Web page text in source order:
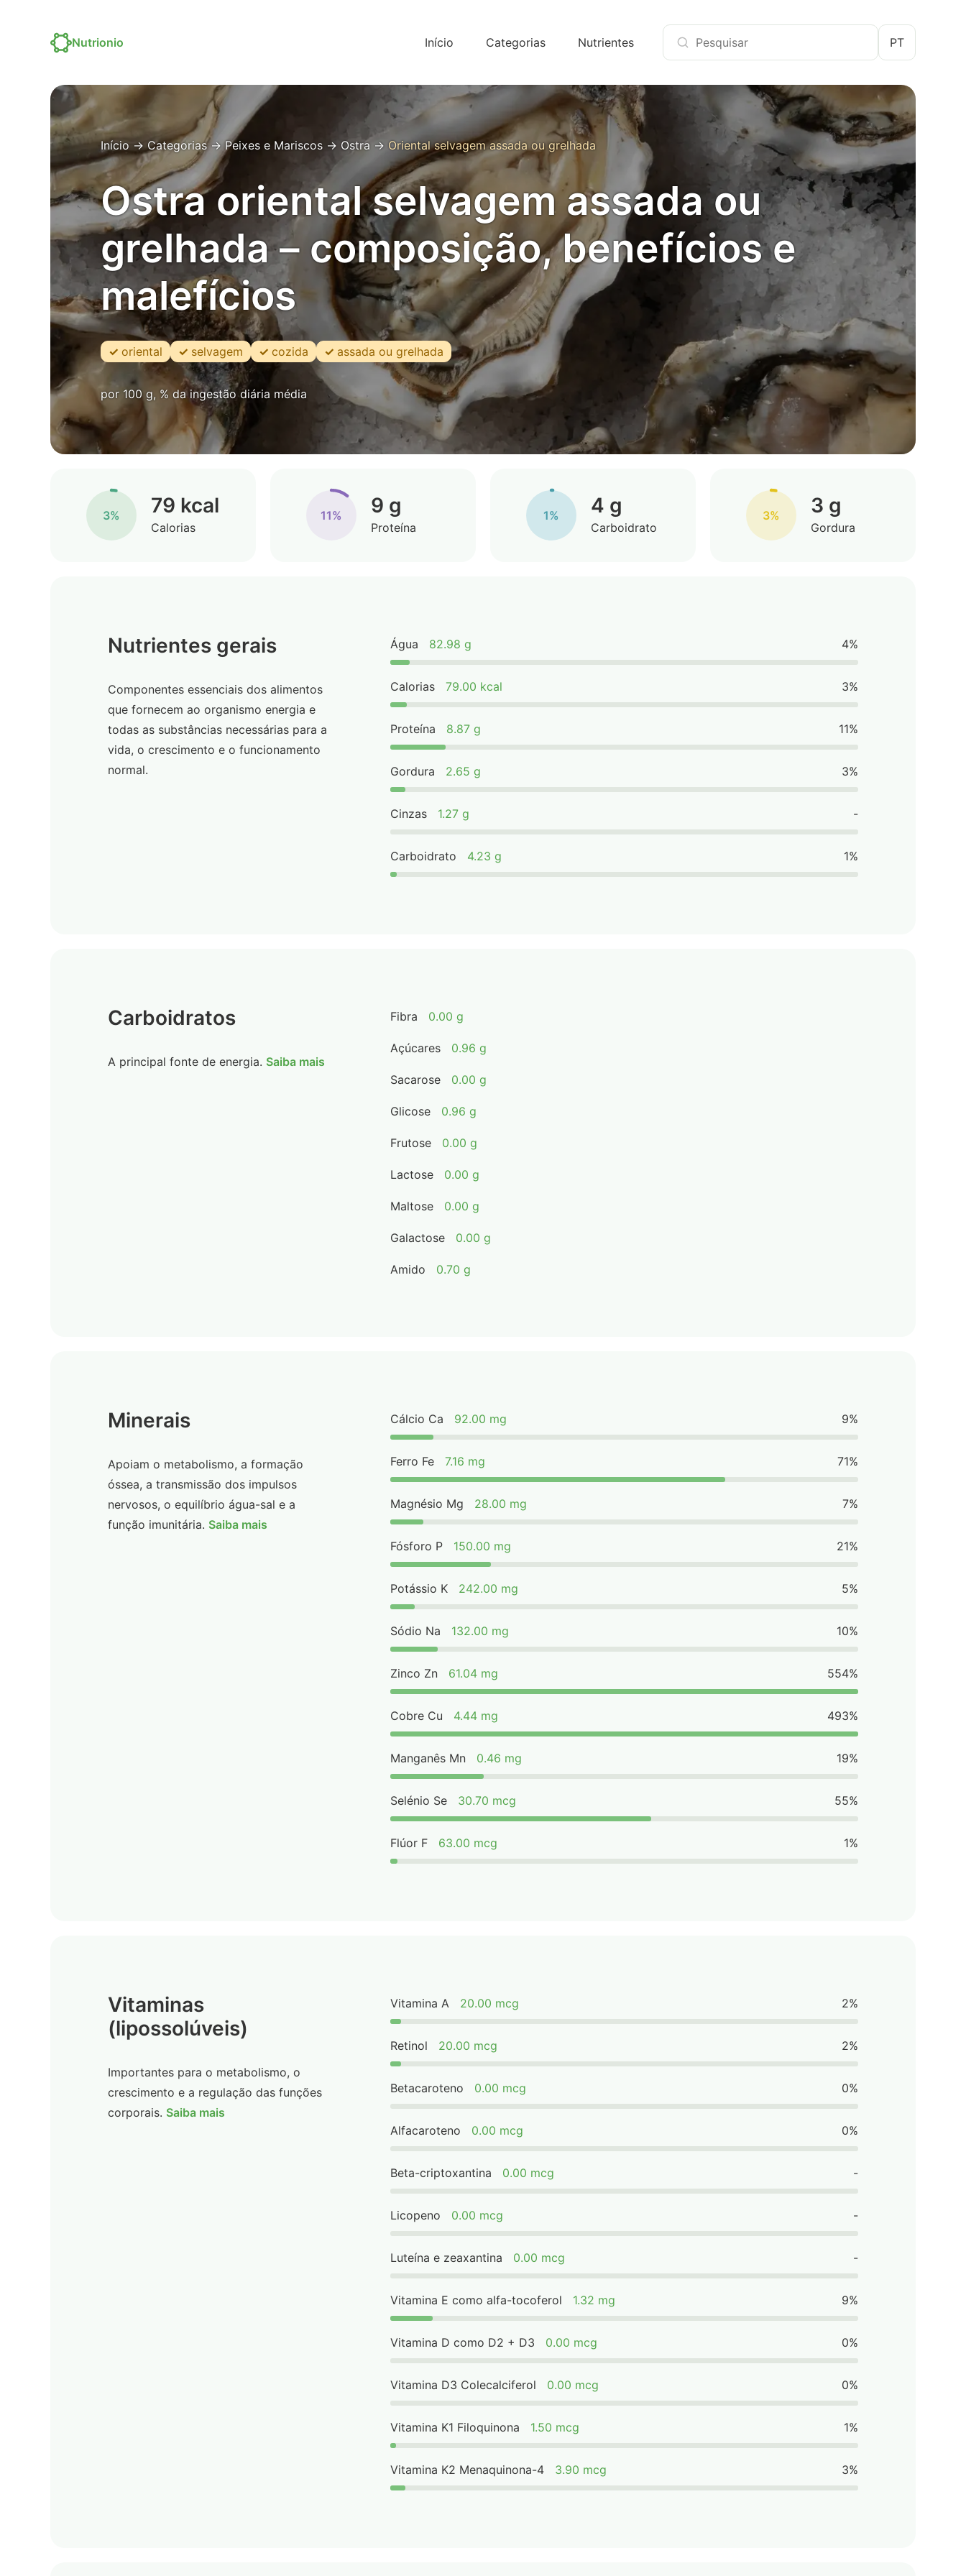
Nutrionio PT
Início Categorias Nutrientes
Início →Categorias→Peixes e Mariscos → Ostra → Oriental selvagem assada ou grelhada
Ostra oriental selvagem assada ou
grelhada – composição, benefícios e
malefícios
oriental selvagem cozida assada ou grelhada
por 100 g, % da ingestão diária média
3% 79 kcal
Calorias
11% 9 g
Proteína
1% 4 g
Carboidrato
3% 3 g
Gordura
Nutrientes gerais
Componentes essenciais dos alimentos
que fornecem ao organismo energia e
todas as substâncias necessárias para a
vida, o crescimento e o funcionamento
normal.
Água 82.98 g 4%
Calorias 79.00 kcal 3%
Proteína 8.87 g 11%
Gordura 2.65 g 3%
Cinzas 1.27 g -
Carboidrato 4.23 g 1%
Carboidratos
A principal fonte de energia. Saiba mais
Fibra 0.00 g
Açúcares 0.96 g
Sacarose 0.00 g
Glicose 0.96 g
Frutose 0.00 g
Lactose 0.00 g
Maltose 0.00 g
Galactose 0.00 g
Amido 0.70 g
Minerais
Apoiam o metabolismo, a formação
óssea, a transmissão dos impulsos
nervosos, o equilíbrio água-sal e a
função imunitária. Saiba mais
Cálcio Ca 92.00 mg 9%
Ferro Fe 7.16 mg 71%
Magnésio Mg 28.00 mg 7%
Fósforo P 150.00 mg 21%
Potássio K 242.00 mg 5%
Sódio Na 132.00 mg 10%
Zinco Zn 61.04 mg 554%
Cobre Cu 4.44 mg 493%
Manganês Mn 0.46 mg 19%
Selénio Se 30.70 mcg 55%
Flúor F 63.00 mcg 1%
Vitaminas
(lipossolúveis)
Importantes para o metabolismo, o
crescimento e a regulação das funções
corporais. Saiba mais
Vitamina A 20.00 mcg 2%
Retinol 20.00 mcg 2%
Betacaroteno 0.00 mcg 0%
Alfacaroteno 0.00 mcg 0%
Beta-criptoxantina 0.00 mcg -
Licopeno 0.00 mcg -
Luteína e zeaxantina 0.00 mcg -
Vitamina E como alfa-tocoferol 1.32 mg 9%
Vitamina D como D2 + D3 0.00 mcg 0%
Vitamina D3 Colecalciferol 0.00 mcg 0%
Vitamina K1 Filoquinona 1.50 mcg 1%
Vitamina K2 Menaquinona-4 3.90 mcg 3%